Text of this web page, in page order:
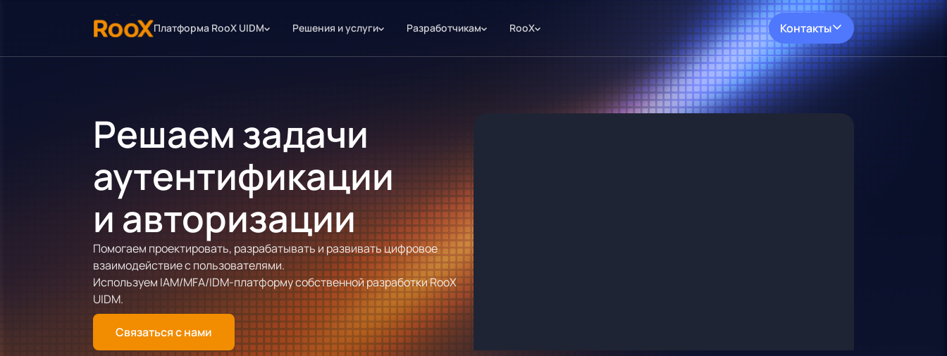
Платформа RooX UIDM Решения и услуги Разработчикам RooX Контакты
Решаем задачи
аутентификации
и авторизации
Помогаем проектировать, разрабатывать и развивать цифровое
взаимодействие с пользователями.
Используем IAM/MFA/IDM-платформу собственной разработки RooX
UIDM.
Связаться с нами